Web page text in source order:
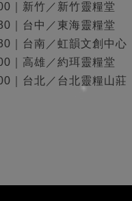
｜新竹／新竹靈糧堂
｜台中／東海靈糧堂
｜台南／虹韻文創中心
｜高雄／約珥靈糧堂
｜台北／台北靈糧山莊